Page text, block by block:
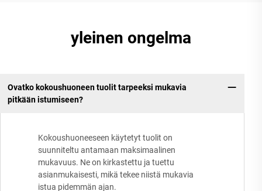
yleinen ongelma
Ovatko kokoushuoneen tuolit tarpeeksi mukavia
pitkään istumiseen?
Kokoushuoneeseen käytetyt tuolit on
suunniteltu antamaan maksimaalinen
mukavuus. Ne on kirkastettu ja tuettu
asianmukaisesti, mikä tekee niistä mukavia
istua pidemmän ajan.